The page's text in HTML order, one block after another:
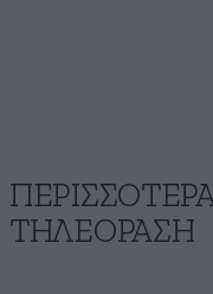
ΤΗΛΕΟΡΑΣΗ